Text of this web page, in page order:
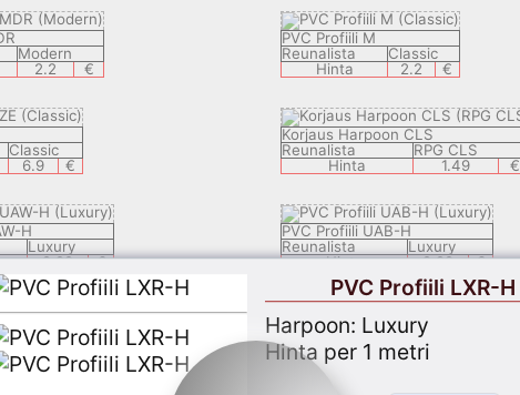
Modern
2.2 €
PVC Profiili M
Reunalista
Classic
Hinta
2.2 €
Classic
6.9 €
Korjaus Harpoon CLS
Reunalista
RPG CLS
Hinta
1.49 €
H
Luxury
2.29 €
PVC Profiili UAB-H
Reunalista
Luxury
Hinta
2.29 €
H
Classic
2.29 €
PVC Profiili STF-H
Reunalista
Classic
Hinta
2.29
PVC Profiili LXR-H
Harpoon: Luxury
Hinta per 1 metri